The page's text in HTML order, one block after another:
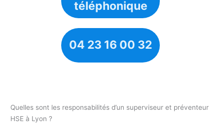
téléphonique
04 23 16 00 32
Quelles sont les responsabilités d’un superviseur et préventeur
HSE à Lyon ?